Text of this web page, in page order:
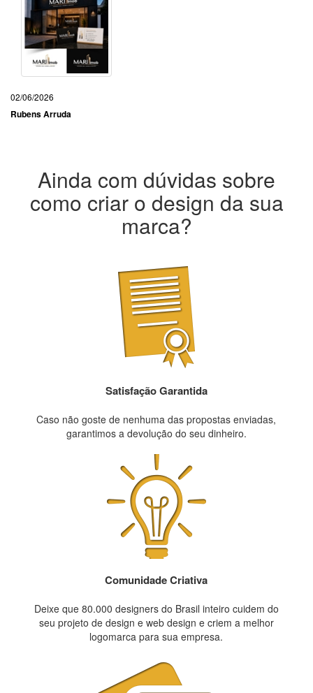
02/06/2026
Rubens Arruda
Ainda com dúvidas sobre
como criar o design da sua
marca?
Satisfação Garantida
Caso não goste de nenhuma das propostas enviadas,
garantimos a devolução do seu dinheiro.
Comunidade Criativa
Deixe que 80.000 designers do Brasil inteiro cuidem do
seu projeto de design e web design e criem a melhor
logomarca para sua empresa.